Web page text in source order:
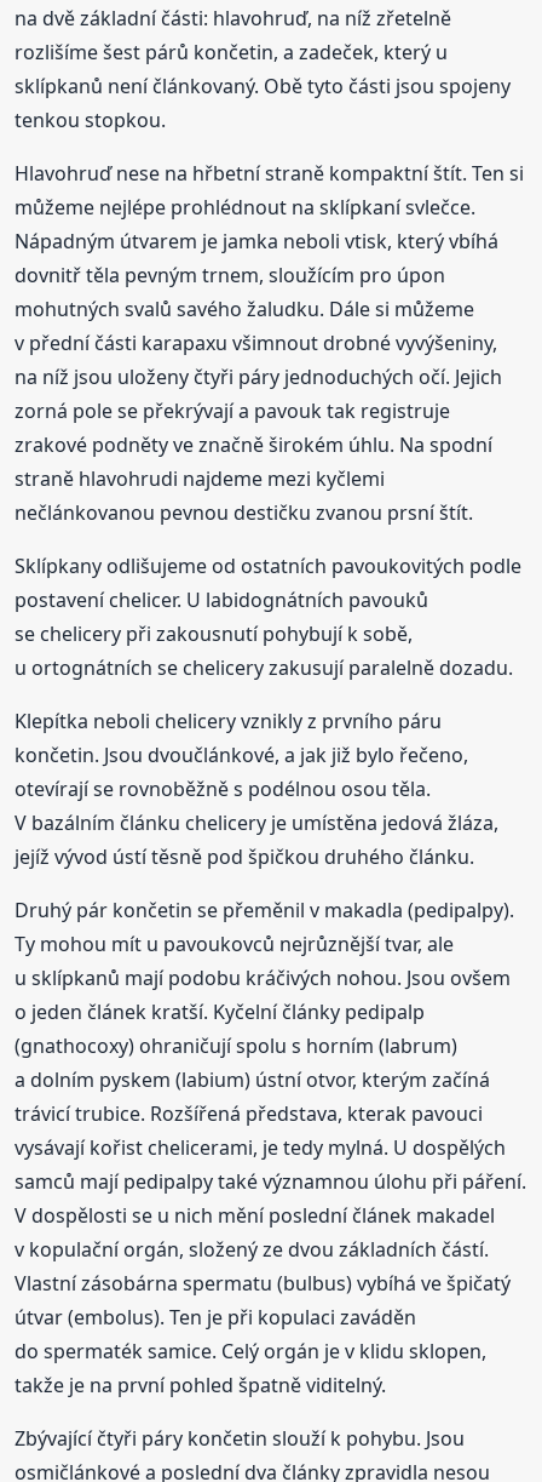
na dvě základní části: hlavohruď, na níž zřetelně
rozlišíme šest párů končetin, a zadeček, který u
sklípkanů není článkovaný. Obě tyto části jsou spojeny
tenkou stopkou.
Hlavohruď nese na hřbetní straně kompaktní štít. Ten si
můžeme nejlépe prohlédnout na sklípkaní svlečce.
Nápadným útvarem je jamka neboli vtisk, který vbíhá
dovnitř těla pevným trnem, sloužícím pro úpon
mohutných svalů savého žaludku. Dále si můžeme
v přední části karapaxu všimnout drobné vyvýšeniny,
na níž jsou uloženy čtyři páry jednoduchých očí. Jejich
zorná pole se překrývají a pavouk tak registruje
zrakové podněty ve značně širokém úhlu. Na spodní
straně hlavohrudi najdeme mezi kyčlemi
nečlánkovanou pevnou destičku zvanou prsní štít.
Sklípkany odlišujeme od ostatních pavoukovitých podle
postavení chelicer. U labidognátních pavouků
se chelicery při zakousnutí pohybují k sobě,
u ortognátních se chelicery zakusují paralelně dozadu.
Klepítka neboli chelicery vznikly z prvního páru
končetin. Jsou dvoučlánkové, a jak již bylo řečeno,
otevírají se rovnoběžně s podélnou osou těla.
V bazálním článku chelicery je umístěna jedová žláza,
jejíž vývod ústí těsně pod špičkou druhého článku.
Druhý pár končetin se přeměnil v makadla (pedipalpy).
Ty mohou mít u pavoukovců nejrůznější tvar, ale
u sklípkanů mají podobu kráčivých nohou. Jsou ovšem
o jeden článek kratší. Kyčelní články pedipalp
(gnathocoxy) ohraničují spolu s horním (labrum)
a dolním pyskem (labium) ústní otvor, kterým začíná
trávicí trubice. Rozšířená představa, kterak pavouci
vysávají kořist chelicerami, je tedy mylná. U dospělých
samců mají pedipalpy také významnou úlohu při páření.
V dospělosti se u nich mění poslední článek makadel
v kopulační orgán, složený ze dvou základních částí.
Vlastní zásobárna spermatu (bulbus) vybíhá ve špičatý
útvar (embolus). Ten je při kopulaci zaváděn
do spermaték samice. Celý orgán je v klidu sklopen,
takže je na první pohled špatně viditelný.
Zbývající čtyři páry končetin slouží k pohybu. Jsou
osmičlánkové a poslední dva články zpravidla nesou